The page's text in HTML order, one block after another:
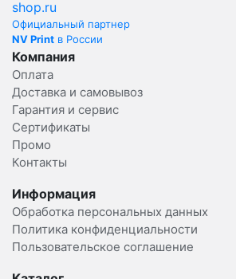
Официальный партнер
NV Print в России
Компания
Оплата
Доставка и самовывоз
Гарантия и сервис
Сертификаты
Промо
Контакты
Информация
Обработка персональных данных
Политика конфиденциальности
Пользовательское соглашение